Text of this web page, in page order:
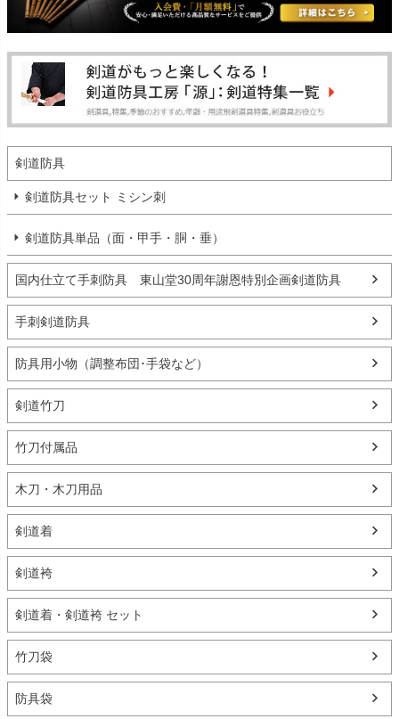
剣道防具
剣道防具セット ミシン刺
剣道防具単品（面・甲手・胴・垂）
国内仕立て手刺防具 東山堂30周年謝恩特別企画剣道防具
手刺剣道防具
防具用小物（調整布団･手袋など）
剣道竹刀
竹刀付属品
木刀・木刀用品
剣道着
剣道袴
剣道着・剣道袴 セット
竹刀袋
防具袋